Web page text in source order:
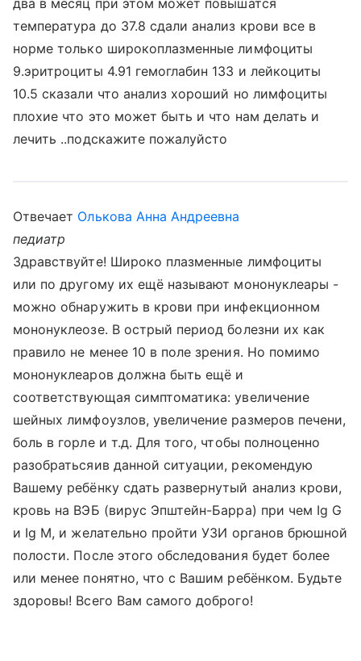
два в месяц при этом может повышатся
температура до 37.8 сдали анализ крови все в
норме только широкоплазменные лимфоциты
9.эритроциты 4.91 гемоглабин 133 и лейкоциты
10.5 сказали что анализ хороший но лимфоциты
плохие что это может быть и что нам делать и
лечить ..подскажите пожалуйсто
Отвечает Олькова Анна Андреевна
педиатр
Здравствуйте! Широко плазменные лимфоциты
или по другому их ещё называют мононуклеары -
можно обнаружить в крови при инфекционном
мононуклеозе. В острый период болезни их как
правило не менее 10 в поле зрения. Но помимо
мононуклеаров должна быть ещё и
соответствующая симптоматика: увеличение
шейных лимфоузлов, увеличение размеров печени,
боль в горле и т.д. Для того, чтобы полноценно
разобратьсяив данной ситуации, рекомендую
Вашему ребёнку сдать развернутый анализ крови,
кровь на ВЭБ (вирус Эпштейн-Барра) при чем Ig G
и Ig M, и желательно пройти УЗИ органов брюшной
полости. После этого обследования будет более
или менее понятно, что с Вашим ребёнком. Будьте
здоровы! Всего Вам самого доброго!